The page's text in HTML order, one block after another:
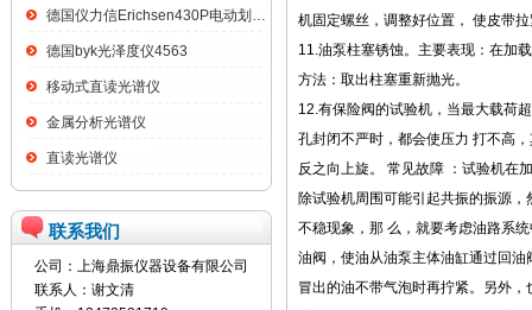
德国仪力信Erichsen430P电动划格试验仪
德国byk光泽度仪4563
移动式直读光谱仪
金属分析光谱仪
直读光谱仪
联系我们
公司：上海鼎振仪器设备有限公司
联系人：谢文清
机固定螺丝，调整好位置， 使皮带
11.油泵柱塞锈蚀。主要表现：在加
方法：取出柱塞重新抛光。
12.有保险阀的试验机，当最大载荷
孔封闭不严时，都会使压力 打不高
反之向上旋。 常见故障 ：试验机在
除试验机周围可能引起共振的振源
不稳现象，那 么，就要考虑油路系
油阀，使油从油泵主体油缸通过回
冒出的油不带气泡时再拧紧。另外